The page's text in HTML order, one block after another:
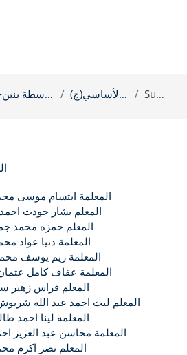
الحصاد المتوسطة بنين- البنيات السادس الأساسي(ج) Summary
المعلمة ابتسام موسى
المعلم بشار جودت
المعلم حمزه محمد
المعلمة دنيا عواد
المعلمة ريم يوسف
المعلمة عفاف كامل
المعلم فراس زهير
المعلم ليث احمد عبد الله
المعلمة لينا احمد
المعلمة محاسن عبد العزيز
المعلم نصر اكرم